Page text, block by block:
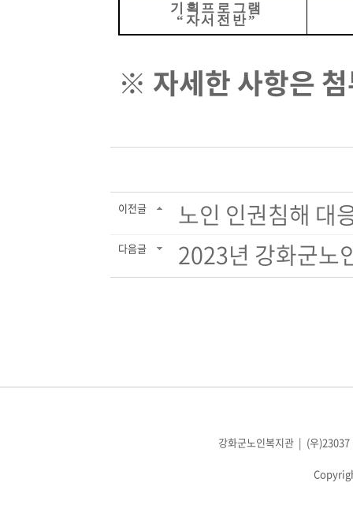
기획프로그램
“ 자서전반”
※ 자세한 사항은
이전글 노인 인권침해 대
다음글 2023년 강화군노
강화군노인복지관 | (우